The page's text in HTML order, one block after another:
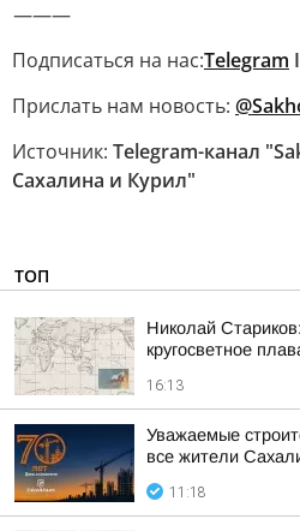
———
Подписаться на нас:Telegram I
Прислать нам новость:
Источник: Telegram-канал
Сахалина и Курил"
ТОП
Николай
кругосветное
16:13
Уважаемые
все жители
11:18